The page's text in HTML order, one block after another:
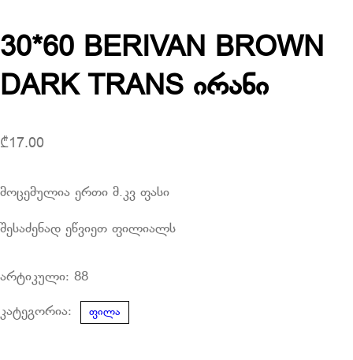
30*60 BERIVAN BROWN
DARK TRANS ირანი
₾17.00
მოცემულია ერთი მ.კვ ფასი
შესაძენად ეწვიეთ ფილიალს
არტიკული: 88
კატეგორია: ფილა